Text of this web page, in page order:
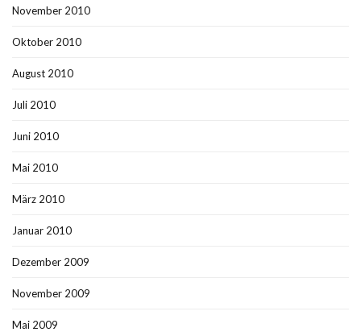
November 2010
Oktober 2010
August 2010
Juli 2010
Juni 2010
Mai 2010
März 2010
Januar 2010
Dezember 2009
November 2009
Mai 2009